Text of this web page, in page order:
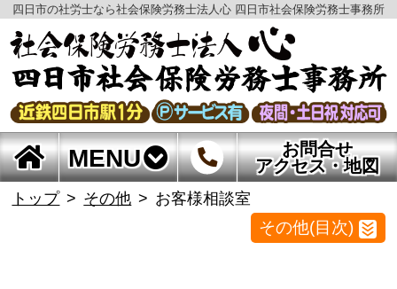
四日市の社労士なら社会保険労務士法人心 四日市社会保険労務士事務所
MENU
お問合せ
アクセス・地図
トップ その他 お客様相談室
その他(目次)